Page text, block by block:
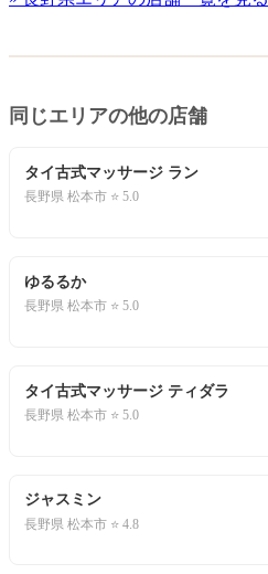
同じエリアの他の店舗
タイ古式マッサージ ラン
長野県 松本市 ⭐ 5.0
ゆるるか
長野県 松本市 ⭐ 5.0
タイ古式マッサージ ティダラ
長野県 松本市 ⭐ 5.0
ジャスミン
長野県 松本市 ⭐ 4.8